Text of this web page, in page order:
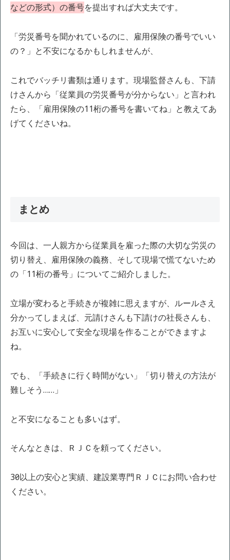
などの形式）の番号を提出すれば大丈夫です。
「労災番号を聞かれているのに、雇用保険の番号でいい
の？」と不安になるかもしれませんが、
これでバッチリ書類は通ります。現場監督さんも、下請
けさんから「従業員の労災番号が分からない」と言われ
たら、「雇用保険の11桁の番号を書いてね」と教えてあ
げてくださいね。
まとめ
今回は、一人親方から従業員を雇った際の大切な労災の
切り替え、雇用保険の義務、そして現場で慌てないため
の「11桁の番号」についてご紹介しました。
立場が変わると手続きが複雑に思えますが、ルールさえ
分かってしまえば、元請けさんも下請けの社長さんも、
お互いに安心して安全な現場を作ることができますよ
ね。
でも、「手続きに行く時間がない」「切り替えの方法が
難しそう……」
と不安になることも多いはず。
そんなときは、ＲＪＣを頼ってください。
30年以上の安心と実績、建設業専門ＲＪＣにお問い合わせ
ください。